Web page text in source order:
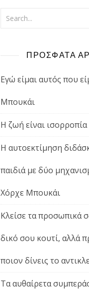
ΠΡΟΣΦΑΤΑ
Εγώ είμαι αυτός που
Μπουκάι
Η ζωή είναι ισορροπία
Η αυτοεκτίμηση
παιδιά με δύο
Χόρχε Μπουκάι
Κλείσε τα προσωπικά
δικό σου κουτί, αλλά
ποιον δίνεις το
Τα αυθαίρετα